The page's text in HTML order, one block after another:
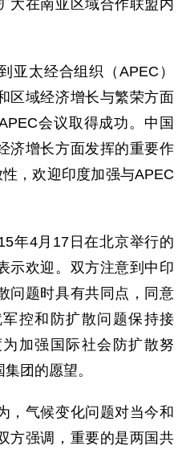
在南亚区域合作联盟内
太经合组织（APEC）
区域经济增长与繁荣方面
会议取得成功。中国
济增长方面发挥的重要作
，欢迎印度加强与APEC
4月17日在北京举行的
示欢迎。双方注意到中印
问题时具有共同点，同意
控和防扩散问题保持接
加强国际社会防扩散努
团的愿望。
气候变化问题对当今和
方强调，重要的是两国共